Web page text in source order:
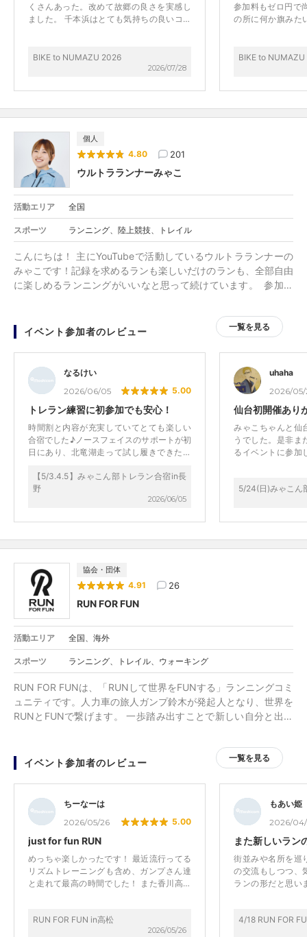
くさんあった。改めて故郷の良さを実感し
ました。 千本浜はとても気持ちの良いコー
BIKE to NUMAZU 2026
2026/07/28
参加料もゼロ円で
の所に何か旗みた
BIKE to
個人
4.80 201
ウルトラランナーみゃこ
活動エリア 全国
スポーツ ランニング、陸上競技、トレイル
こんにちは！ 主にYouTubeで活動しているウルトラランナーの
みゃこです！記録を求めるランも楽しいだけのランも、全部自由
に楽しめるランニングがいいなと思って続けています。 参加者
グ人生が広がればいいなと思ってイベントを運営しております。
一人参加でも大歓迎！ 参加しても大丈夫かな？と不安になった
らメッセージください！ 自己ベスト ・フルマラソン2時間56分
43秒 ・100㎞ 9時間1分5秒 ・200㎞ 29時間8分 実績 【マラソ
ン】 ・壱岐ウルトラマラソン100km 優勝 ・丹後ウルトラマラ
ソン 60km 優勝 【トレイルランニング】 ・伊豆トレイルジャー
イベント参加者のレビュー 一覧を見る
なるけい
2026/06/05
5.00
トレラン練習に初参加でも安心！
時間割と内容が充実していてとても楽しい
合宿でした♪ノースフェイスのサポートが初
日にあり、北竜湖走って試し履きできたの
レベルに合わせて2チームに分かれて実施さ
れたので、安心して走行できました。最終
日はゲレンデを利用した急坂のチーム対抗
奥信濃のリーダーされてる方がやってらっ
しゃるとのことだったので、応対もケアも
とっても良かったです。 みゃこさんのイベ
ントという事で、ピーカン☀️の3日間だった
事もあり最高の合宿でした♪はじめましてや
ひとりの参加でもすぐに友達になれる雰囲
気は合宿ならではですね。また機会あれば
参加したいです。
【5/3.4.5】みゃこん部トレラン合宿in長
野
2026/06/05
uhaha
2026/05/
仙台初開催あり
みゃこちゃんと仙
うでした。是非ま
るイベントに参加
にも感謝です！
5/24(日)みゃこ
協会・団体
4.91 26
RUN FOR FUN
活動エリア 全国、海外
スポーツ ランニング、トレイル、ウォーキング
RUN FOR FUNは、「RUNして世界をFUNする」ランニングコミ
ュニティです。人力車の旅人ガンプ鈴木が発起人となり、世界を
RUNとFUNで繋げます。 一歩踏み出すことで新しい自分と出会
イベント参加者のレビュー 一覧を見る
ちーなーは
2026/05/26
5.00
just for fun RUN
めっちゃ楽しかったです！ 最近流行ってる
リズムトレーニングも含め、ガンプさん達
と走れて最高の時間でした！ また香川高松
RUN FOR FUN in高松
2026/05/26
もあい姫
2026/
また新しいラン
街並みや名所を巡
の交流もしつつ、
ランの形だと思い
4/18 RUN FOR